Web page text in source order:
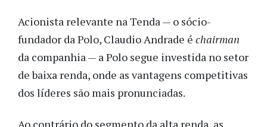
Acionista relevante na Tenda — o sócio-
fundador da Polo, Claudio Andrade é chairman
da companhia — a Polo segue investida no setor
de baixa renda, onde as vantagens competitivas
dos líderes são mais pronunciadas.
Ao contrário do segmento da alta renda, as